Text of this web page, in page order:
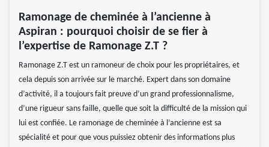
Ramonage de cheminée à l’ancienne à
Aspiran : pourquoi choisir de se fier à
l’expertise de Ramonage Z.T ?
Ramonage Z.T est un ramoneur de choix pour les propriétaires, et
cela depuis son arrivée sur le marché. Expert dans son domaine
d’activité, il a toujours fait preuve d’un grand professionnalisme,
d’une rigueur sans faille, quelle que soit la difficulté de la mission qui
lui est confiée. Le ramonage de cheminée à l’ancienne est sa
spécialité et pour que vous puissiez obtenir des informations plus